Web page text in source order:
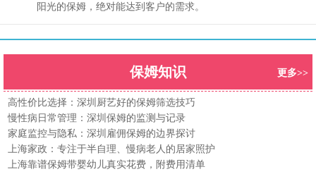
阳光的保姆，绝对能达到客户的需求。
保姆知识 更多>>
高性价比选择：深圳厨艺好的保姆筛选技巧
慢性病日常管理：深圳保姆的监测与记录
家庭监控与隐私：深圳雇佣保姆的边界探讨
上海家政：专注于半自理、慢病老人的居家照护
上海靠谱保姆带婴幼儿真实花费，附费用清单